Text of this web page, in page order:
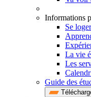
Informations
Se
La vie
Les
Guide des